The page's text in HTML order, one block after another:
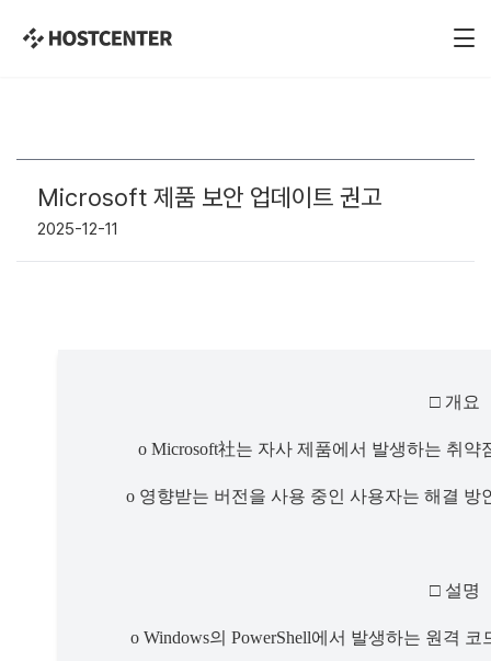
Microsoft 제품 보안 업데이트 권고
2025-12-11
□ 개요
o Microsoft社는 자사 제품에서 발생하는 취
o 영향받는 버전을 사용 중인 사용자는 해결
□ 설명
o Windows의 PowerShell에서 발생하는 원격 코